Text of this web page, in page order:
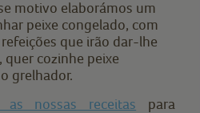
motivo elaborámos um
peixe congelado, com
que irão dar-lhe
quer cozinhe peixe
grelhador.
as nossas receitas para